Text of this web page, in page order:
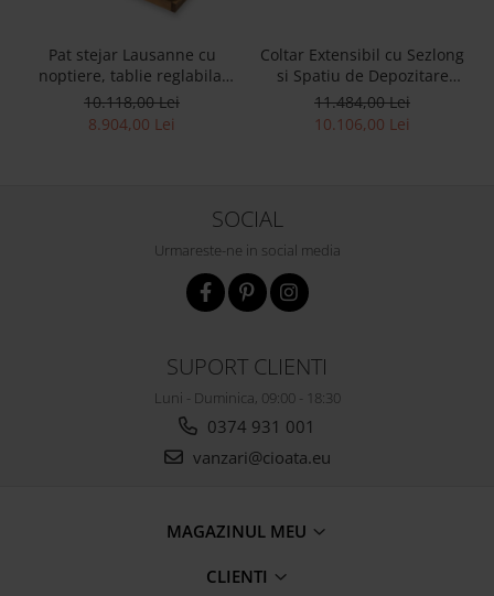
Pat stejar Lausanne cu
noptiere, tablie reglabila,
lemn masiv, stil
contemporan,
10.118,00 Lei
8.904,00 Lei
Coltar Extensibil cu Sezlong
si Spatiu de Depozitare
Esse Personalizabil 309cm
Stil Contemporan Cadru
11.484,00 Lei
10.106,00 Lei
SOCIAL
Urmareste-ne in social media
SUPORT CLIENTI
Luni - Duminica, 09:00 - 18:30
0374 931 001
vanzari@cioata.eu
MAGAZINUL MEU
CLIENTI